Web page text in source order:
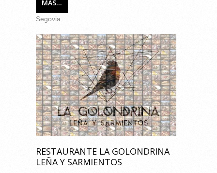
MÁS...
Segovia
RESTAURANTE LA GOLONDRINA
LEÑA Y SARMIENTOS